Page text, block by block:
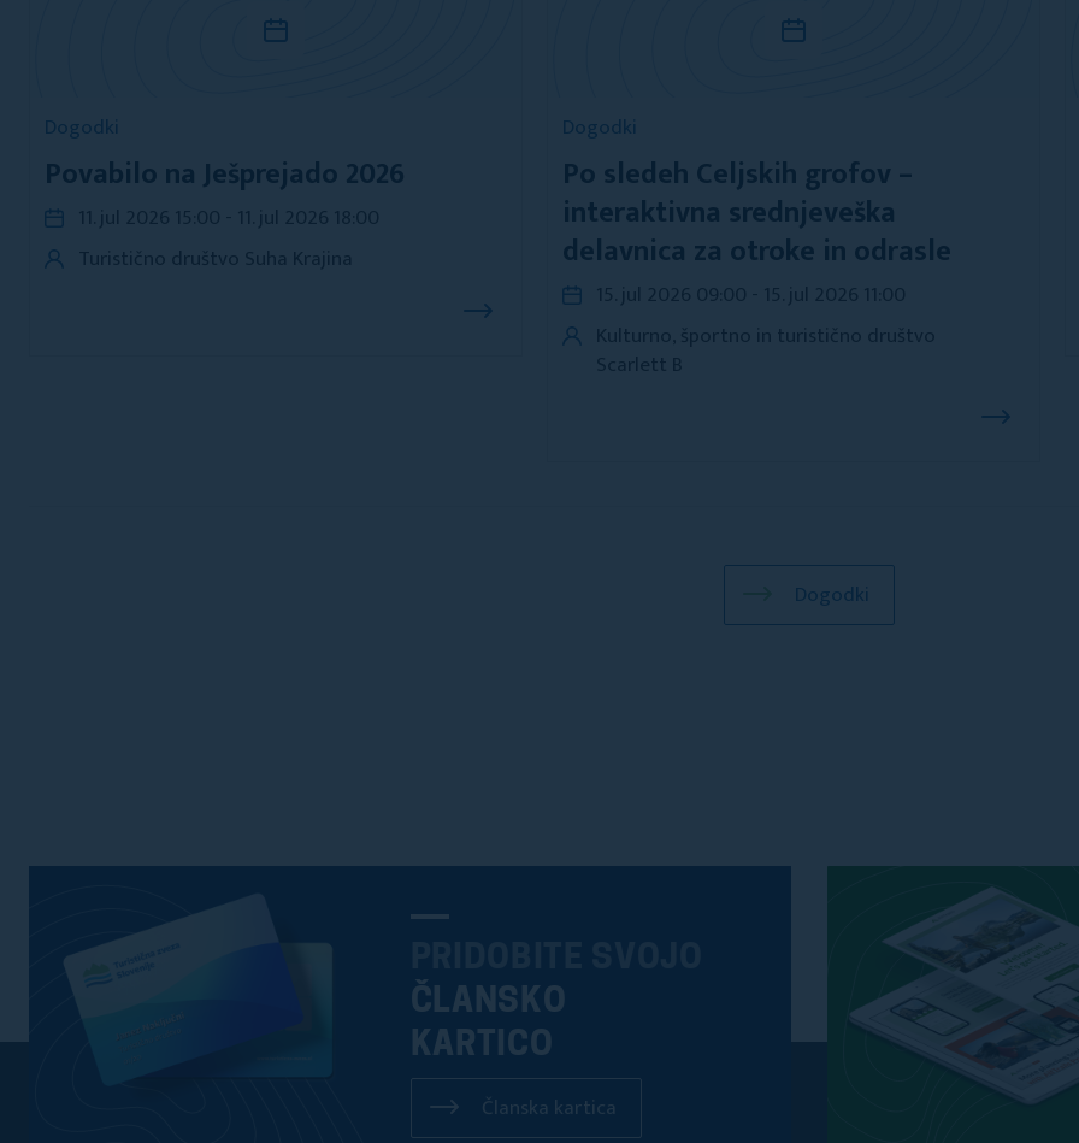
Dogodki
Povabilo na Ješprejado 2026
Dogodki
Po sledeh Celjskih grofov –
interaktivna srednjeveška
delavnica za otroke in odrasle
Dogodki
ČLANSKO
KARTICO
Članska kartica